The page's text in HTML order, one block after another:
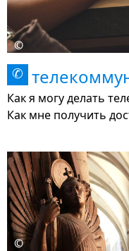
©
✆
Как я могу делать
Как мне получить
©